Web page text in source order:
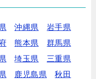
沖縄県
岩手県
熊本県
群馬県
埼玉県
三重県
鹿児島県
秋田